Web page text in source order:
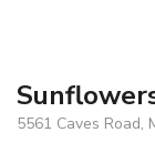
5561 Caves Road,